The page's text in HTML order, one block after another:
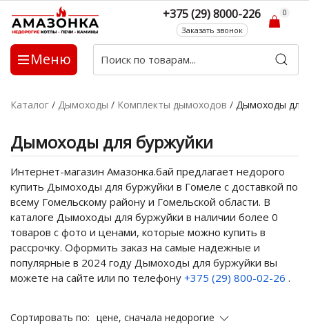
Меню
+375 (29) 8000-226
Заказать звонок
0
Каталог / Дымоходы / Комплекты дымоходов / Дымоходы для
Дымоходы для буржуйки
Интернет-магазин Амазонка.бай предлагает недорого
купить Дымоходы для буржуйки в Гомеле с доставкой по
всему Гомельскому району и Гомельской области. В
каталоге Дымоходы для буржуйки в наличии более 0
товаров с фото и ценами, которые можно купить в
рассрочку. Оформить заказ на самые надежные и
популярные в 2024 году Дымоходы для буржуйки вы
можете на сайте или по телефону +375 (29) 800-02-26 .
Сортировать по: цене, сначала недорогие